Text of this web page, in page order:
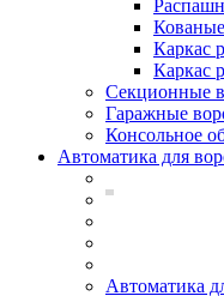
Каркас
Каркас
Секционные
Гаражные
Консольное
Автоматика для
Автоматика